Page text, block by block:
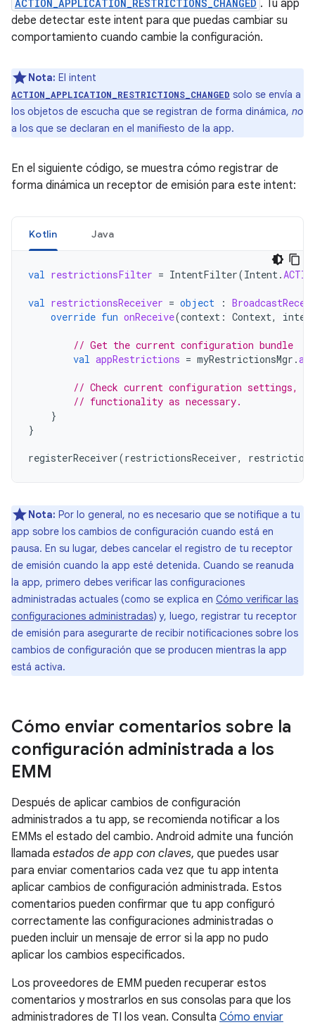
ACTION_APPLICATION_RESTRICTIONS_CHANGED . Tu app
debe detectar este intent para que puedas cambiar su
comportamiento cuando cambie la configuración.
Nota: El intent
ACTION_APPLICATION_RESTRICTIONS_CHANGED solo se envía a
los objetos de escucha que se registran de forma dinámica, no
a los que se declaran en el manifiesto de la app.
En el siguiente código, se muestra cómo registrar de
forma dinámica un receptor de emisión para este intent:
Kotlin Java
val restrictionsFilter = IntentFilter(Intent.
val restrictionsReceiver = object :
override fun onReceive(context : Context,
// Get the current configuration bundle
val appRestrictions = myRestrictionsMgr .
// Check current configuration settings,
// functionality as necessary.
}
}
registerReceiver(restrictionsReceiver,
Nota: Por lo general, no es necesario que se notifique a tu
app sobre los cambios de configuración cuando está en
pausa. En su lugar, debes cancelar el registro de tu receptor
de emisión cuando la app esté detenida. Cuando se reanuda
la app, primero debes verificar las configuraciones
administradas actuales (como se explica en Cómo verificar las
configuraciones administradas) y, luego, registrar tu receptor
de emisión para asegurarte de recibir notificaciones sobre los
cambios de configuración que se producen mientras la app
está activa.
Cómo enviar comentarios sobre la
configuración administrada a los
EMM
Después de aplicar cambios de configuración
administrados a tu app, se recomienda notificar a los
EMMs el estado del cambio. Android admite una función
llamada estados de app con claves, que puedes usar
para enviar comentarios cada vez que tu app intenta
aplicar cambios de configuración administrada. Estos
comentarios pueden confirmar que tu app configuró
correctamente las configuraciones administradas o
pueden incluir un mensaje de error si la app no pudo
aplicar los cambios especificados.
Los proveedores de EMM pueden recuperar estos
comentarios y mostrarlos en sus consolas para que los
administradores de TI los vean. Consulta Cómo enviar